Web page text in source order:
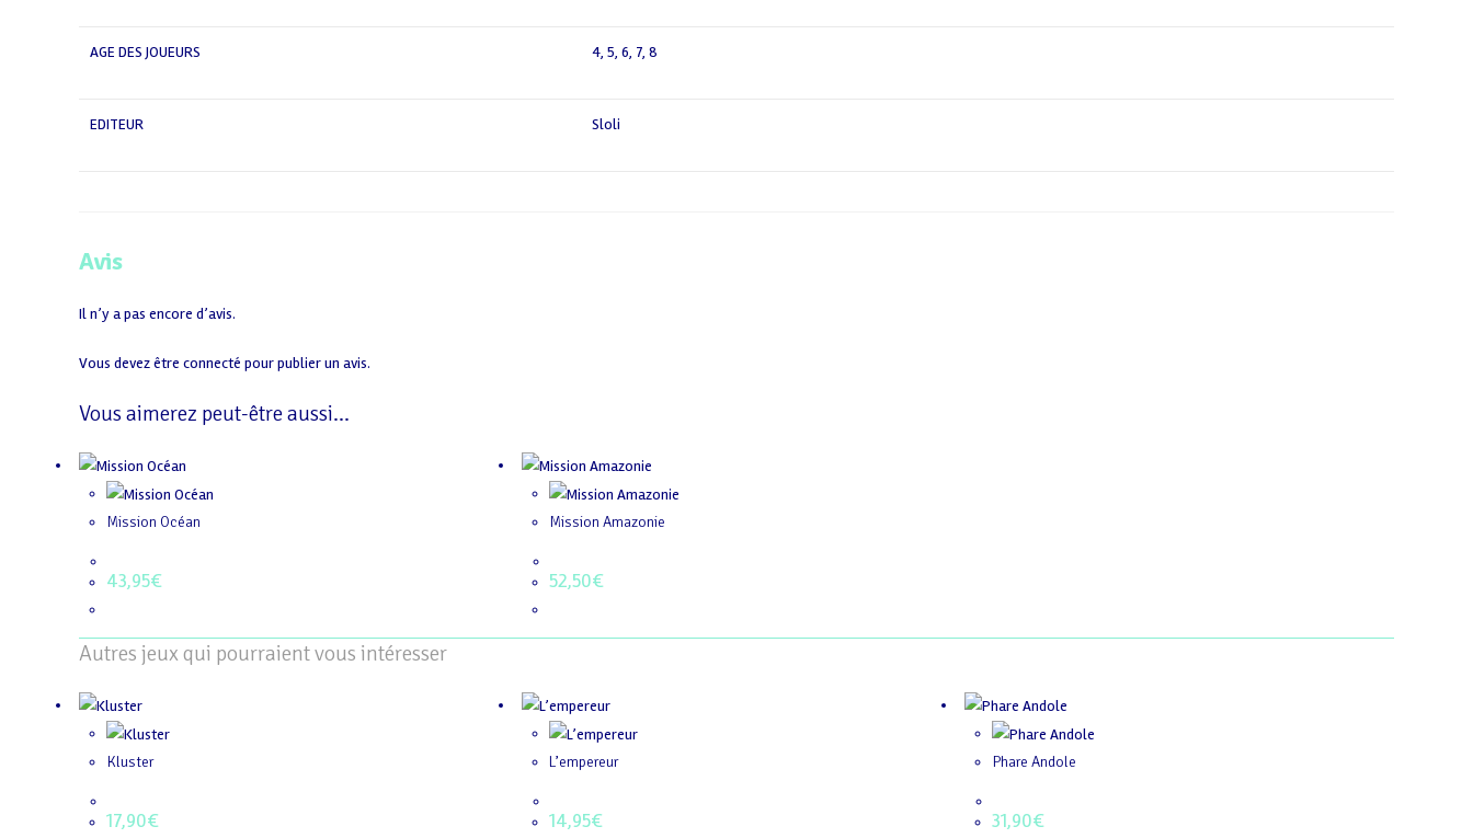
AGE DES JOUEURS 4, 5, 6, 7, 8
EDITEUR Sloli
Avis
Il n’y a pas encore d’avis.
Vous devez être connecté pour publier un avis.
Vous aimerez peut-être aussi…
Mission Océan
43,95€
Mission Amazonie
52,50€
Autres jeux qui pourraient vous intéresser
Kluster
17,90€
L’empereur
14,95€
Phare Andole
31,90€